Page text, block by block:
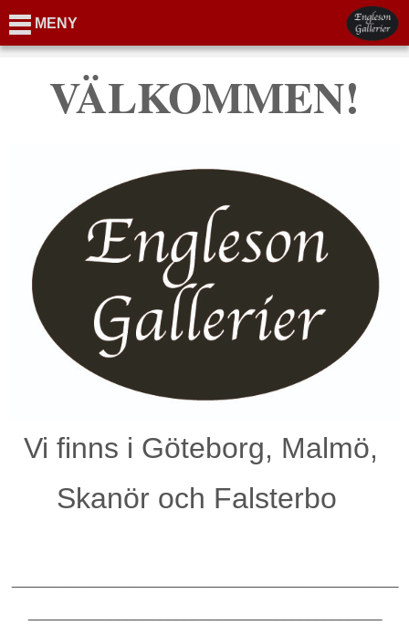
MENY
VÄLKOMMEN!
Vi finns i Göteborg, Malmö,
Skanör och Falsterbo